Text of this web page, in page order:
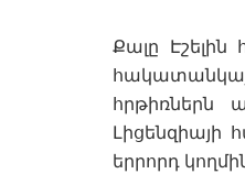
Քալը Էշելին
հրթիռներն
երրորդ